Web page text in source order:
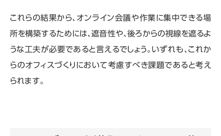
これらの結果から、オンライン会議や作業に集中できる場
所を構築するためには、遮音性や、後ろからの視線を遮るよ
うな工夫が必要であると言えるでしょう。いずれも、これか
らのオフィスづくりにおいて考慮すべき課題であると考え
られます。